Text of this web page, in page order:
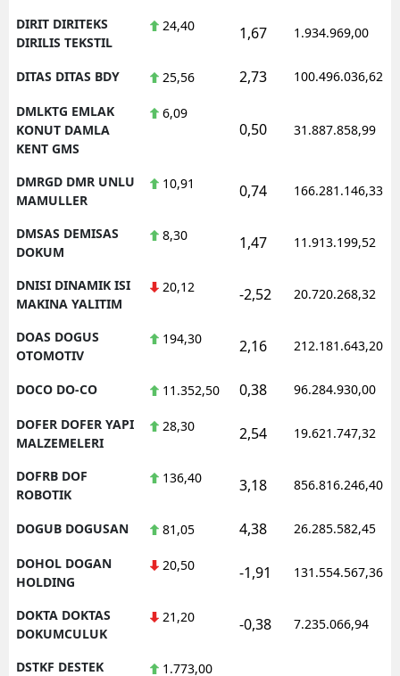
DIRIT DIRITEKS
DIRILIS TEKSTIL
24,40 1,67 1.934.969,00
DITAS DITAS BDY 25,56 2,73 100.496.036,62
DMLKTG EMLAK
KONUT DAMLA
KENT GMS
6,09
0,50 31.887.858,99
DMRGD DMR UNLU
MAMULLER
10,91 0,74 166.281.146,33
DMSAS DEMISAS
DOKUM
8,30 1,47 11.913.199,52
DNISI DINAMIK ISI
MAKINA YALITIM
20,12 -2,52 20.720.268,32
DOAS DOGUS
OTOMOTIV
194,30 2,16 212.181.643,20
DOCO DO-CO 11.352,50 0,38 96.284.930,00
DOFER DOFER YAPI
MALZEMELERI
28,30 2,54 19.621.747,32
DOFRB DOF
ROBOTIK
136,40 3,18 856.816.246,40
DOGUB DOGUSAN 81,05 4,38 26.285.582,45
DOHOL DOGAN
HOLDING
20,50 -1,91 131.554.567,36
DOKTA DOKTAS
DOKUMCULUK
21,20 -0,38 7.235.066,94
DSTKF DESTEK 1.773,00